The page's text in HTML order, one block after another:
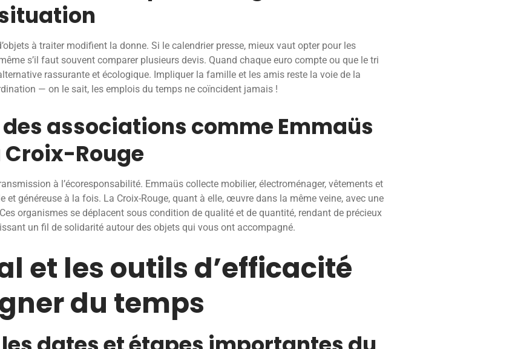
à traiter modifient la donne. Si le calendrier presse, mieux vaut opter pour les
s’il faut souvent comparer plusieurs devis. Quand chaque euro compte ou que le tri
rassurante et écologique. Impliquer la famille et les amis reste la voie de la
— on le sait, les emplois du temps ne coïncident jamais !
associations comme Emmaüs
Croix-Rouge
à l’écoresponsabilité. Emmaüs collecte mobilier, électroménager, vêtements et
généreuse à la fois. La Croix-Rouge, quant à elle, œuvre dans la même veine, avec une
organismes se déplacent sous condition de qualité et de quantité, rendant de précieux
un fil de solidarité autour des objets qui vous ont accompagné.
et les outils d’efficacité
du temps